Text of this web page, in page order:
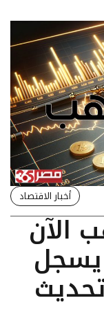
أخبار الاقتصاد
الآن
في مصر: عيار 24 يسجل
تحديث